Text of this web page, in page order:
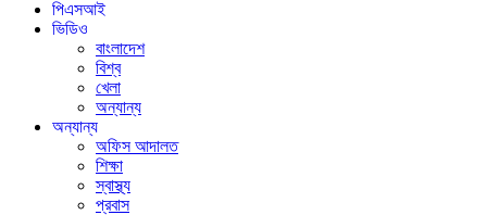
পিএসআই
ভিডিও
বাংলাদেশ
বিশ্ব
খেলা
অন্যান্য
অন্যান্য
অফিস আদালত
শিক্ষা
স্বাস্থ্য
প্রবাস